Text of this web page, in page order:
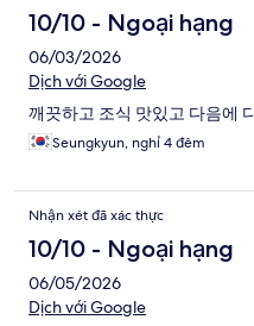
10/10 - Ngoại hạng
06/03/2026
Dịch với Google
깨끗하고 조식 맛있고 다음에
Seungkyun, nghỉ 4 đêm
Nhận xét đã xác thực
10/10 - Ngoại hạng
06/05/2026
Dịch với Google